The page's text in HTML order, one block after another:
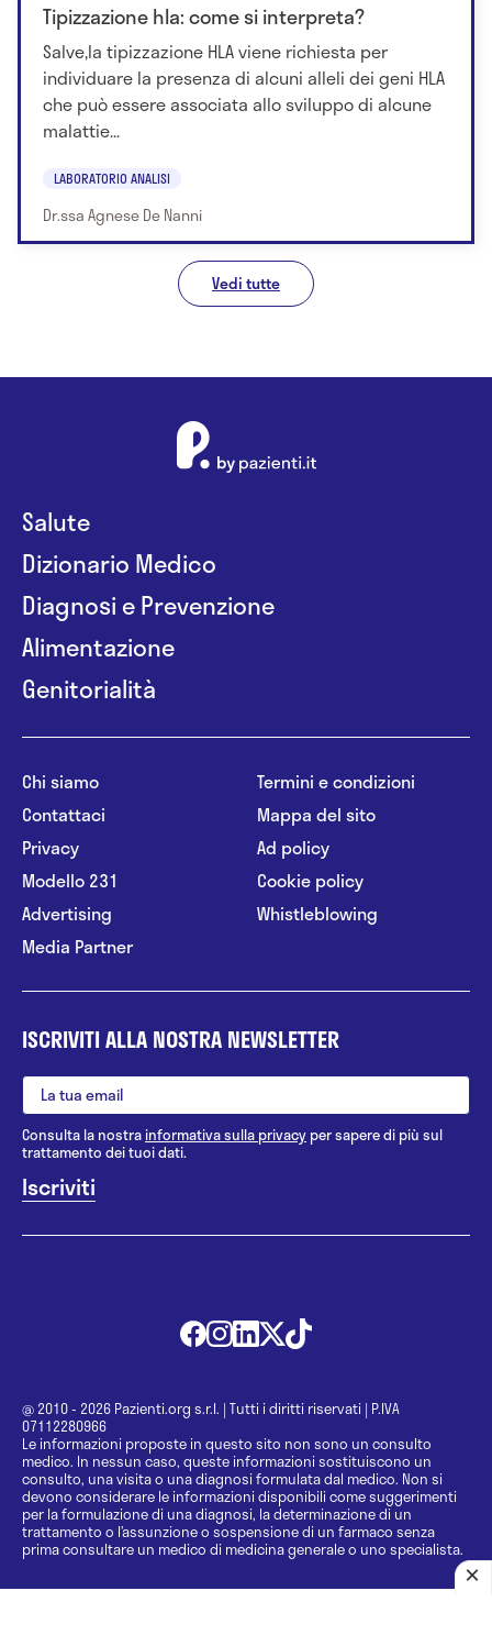
Tipizzazione hla: come si interpreta?
Salve,la tipizzazione HLA viene richiesta per
individuare la presenza di alcuni alleli dei geni HLA
che può essere associata allo sviluppo di alcune
malattie...
LABORATORIO ANALISI
Dr.ssa Agnese De Nanni
Vedi tutte
Salute
Dizionario Medico
Diagnosi e Prevenzione
Alimentazione
Genitorialità
Chi siamo
Contattaci
Privacy
Modello 231
Advertising
Media Partner
Termini e condizioni
Mappa del sito
Ad policy
Cookie policy
Whistleblowing
ISCRIVITI ALLA NOSTRA NEWSLETTER
Consulta la nostrainformativa sulla privacy per sapere di più sul
trattamento dei tuoi dati.
@ 2010 - 2026 Pazienti.org s.r.l. | Tutti i diritti riservati | P.IVA
07112280966
Le informazioni proposte in questo sito non sono un consulto
medico. In nessun caso, queste informazioni sostituiscono un
consulto, una visita o una diagnosi formulata dal medico. Non si
devono considerare le informazioni disponibili come suggerimenti
per la formulazione di una diagnosi, la determinazione di un
trattamento o l’assunzione o sospensione di un farmaco senza
prima consultare un medico di medicina generale o uno specialista.